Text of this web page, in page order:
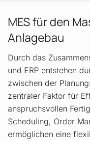
MES für den
Anlagebau
Durch das
und ERP entstehen
zwischen der
zentraler Faktor für
anspruchsvollen
Scheduling, Order
ermöglichen eine